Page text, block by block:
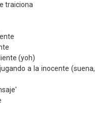
traiciona
(yoh)
a la inocente (suena,